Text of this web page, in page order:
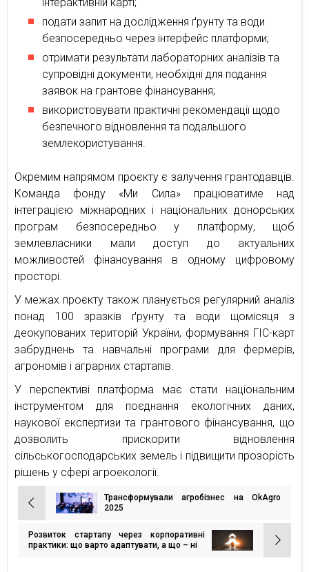
подати запит на дослідження ґрунту та води
безпосередньо через інтерфейс платформи;
отримати результати лабораторних аналізів та
супровідні документи, необхідні для подання
заявок на грантове фінансування;
використовувати практичні рекомендації щодо
безпечного відновлення та подальшого
землекористування.
Окремим напрямом проєкту є залучення грантодавців.
Команда фонду «Ми Сила» працюватиме над
інтеграцією міжнародних і національних донорських
програм безпосередньо у платформу, щоб
землевласники мали доступ до актуальних
можливостей фінансування в одному цифровому
просторі.
У межах проєкту також планується регулярний аналіз
понад 100 зразків ґрунту та води щомісяця з
деокупованих територій України, формування ГІС-карт
забруднень та навчальні програми для фермерів,
агрономів і аграрних стартапів.
У перспективі платформа має стати національним
інструментом для поєднання екологічних даних,
наукової експертизи та грантового фінансування, що
дозволить прискорити відновлення
сільськогосподарських земель і підвищити прозорість
рішень у сфері агроекології.
Навігація
записів
Трансформували агробізнес на OkAgro
2025
Розвиток стартапу через корпоративні
практики: що варто адаптувати, а що – ні